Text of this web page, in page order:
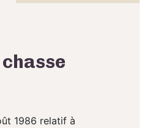
1986 relatif à